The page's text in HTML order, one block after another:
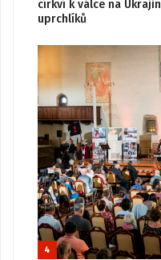
církví k válce na
uprchlíků
4